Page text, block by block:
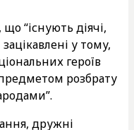
що “існують діячі,
зацікавлені у тому,
героїв
розбрату
дружні